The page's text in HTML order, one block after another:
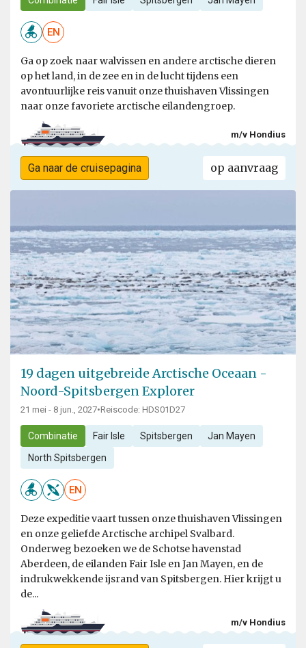
EN
Ga op zoek naar walvissen en andere arctische dieren
op het land, in de zee en in de lucht tijdens een
avontuurlijke reis vanuit onze thuishaven Vlissingen
naar onze favoriete arctische eilandengroep.
m/v Hondius
Ga naar de cruisepagina op aanvraag
19 dagen uitgebreide Arctische Oceaan -
Noord-Spitsbergen Explorer
21 mei - 8 jun., 2027•Reiscode: HDS01D27
Combinatie Fair Isle Spitsbergen Jan Mayen
North Spitsbergen
EN
Deze expeditie vaart tussen onze thuishaven Vlissingen
en onze geliefde Arctische archipel Svalbard.
Onderweg bezoeken we de Schotse havenstad
Aberdeen, de eilanden Fair Isle en Jan Mayen, en de
indrukwekkende ijsrand van Spitsbergen. Hier krijgt u
de...
m/v Hondius